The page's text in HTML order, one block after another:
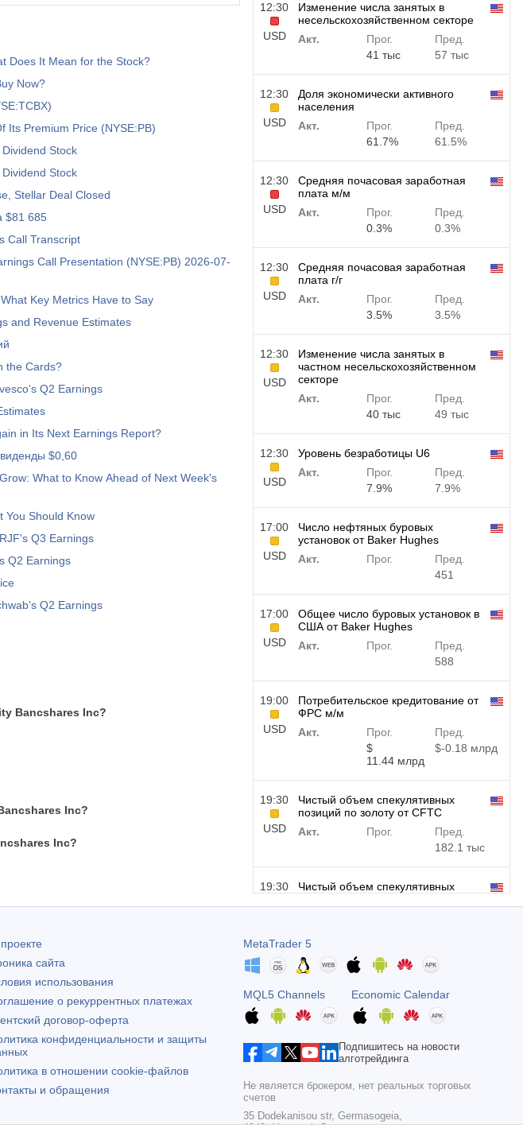
Does It Mean for the Stock?
Now?
Its Premium Price (NYSE:PB)
Dividend Stock
Dividend Stock
Stellar Deal Closed
$81 685
Call Transcript
Call Presentation (NYSE:PB) 2026-07-
Key Metrics Have to Say
and Revenue Estimates
the Cards?
Q2 Earnings
in Its Next Earnings Report?
$0,60
What to Know Ahead of Next Week's
You Should Know
Q3 Earnings
Q2 Earnings
Q2 Earnings
Bancshares Inc?
Inc?
Inc?
12:30
USD
Изменение числа занятых в
несельскохозяйственном секторе
Акт.
Прог.
41 тыс
Пред.
57 тыс
12:30
USD
Доля экономически активного
населения
Акт.
Прог.
61.7%
Пред.
61.5%
12:30
USD
Средняя почасовая заработная
плата м/м
Акт.
Прог.
0.3%
Пред.
0.3%
12:30
USD
Средняя почасовая заработная
плата г/г
Акт.
Прог.
3.5%
Пред.
3.5%
12:30
USD
Изменение числа занятых в
частном несельскохозяйственном
секторе
Акт.
Прог.
40 тыс
Пред.
49 тыс
12:30
USD
Уровень безработицы U6
Акт.
Прог.
7.9%
Пред.
7.9%
17:00
USD
Число нефтяных буровых
установок от Baker Hughes
Акт.
Прог.
Пред.
451
17:00
USD
Общее число буровых установок в
США от Baker Hughes
Акт.
Прог.
Пред.
588
19:00
USD
Потребительское кредитование от
ФРС м/м
Акт.
Прог.
$​
11.44 млрд
Пред.
$​-0.18 млрд
19:30
USD
Чистый объем спекулятивных
позиций по золоту от CFTC
Акт.
Прог.
Пред.
182.1 тыс
19:30
Чистый объем спекулятивных
19:30
USD
Чистый объем спекулятивных
Прог.
Пред.
-17.2 тыс
19:30
USD
Чистый объем спекулятивных
Акт.
Прог.
Пред.
сайта
использования
о рекуррентных платежах
договор-оферта
конфиденциальности и защиты
в отношении cookie-файлов
и обращения
MetaTrader 5
MQL5 Channels Economic Calendar
Подпишитесь на новости
алготрейдинга
Не является брокером, нет реальных торговых
счетов
35 Dodekanisou str, Germasogeia,
4043, Limassol, Cyprus